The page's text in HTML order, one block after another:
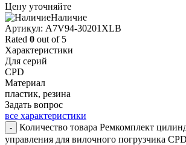
Цену уточняйте
Наличие
Aртикул: A7V94-30201XLB
Rated 0 out of 5
Характеристики
Для серий
CPD
Материал
пластик, резина
Задать вопрос
все характеристики
-
Количество товара Ремкомплект
управления для вилочного погрузчика CPD